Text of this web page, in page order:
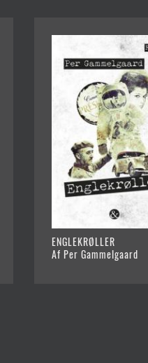
ENGLEKRØLLER
Af Per Gammelgaard